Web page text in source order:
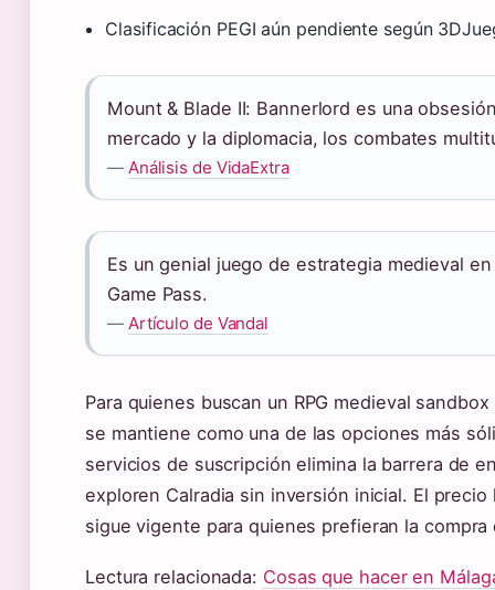
Clasificación PEGI aún pendiente según
Mount & Blade II: Bannerlord es una
mercado y la diplomacia, los combates
— Análisis de VidaExtra
Es un genial juego de estrategia medieval
Game Pass.
— Artículo de Vandal
Para quienes buscan un RPG medieval
se mantiene como una de las opciones más
servicios de suscripción elimina la barrera de
exploren Calradia sin inversión inicial. El
sigue vigente para quienes prefieran la compra
Lectura relacionada: Cosas que hacer en